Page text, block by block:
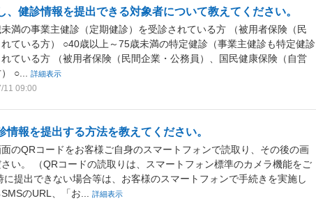
、健診情報を提出できる対象者について教えてください。
満の事業主健診（定期健診）を受診されている方 （被用者保険（民
ている方） ○40歳以上～75歳未満の特定健診（事業主健診も特定健診
ている方 （被用者保険（民間企業・公務員）、国民健康保険（自営
○...
詳細表示
11 09:00
情報を提出する方法を教えてください。
のQRコードをお客様ご自身のスマートフォンで読取り、その後の画
い。 （QRコードの読取りは、スマートフォン標準のカメラ機能をご
提出できない場合等は、お客様のスマートフォンで手続きを実施し
のURL、「お...
詳細表示